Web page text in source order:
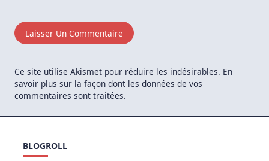
Ce site utilise Akismet pour réduire les indésirables. En
savoir plus sur la façon dont les données de vos
commentaires sont traitées.
BLOGROLL